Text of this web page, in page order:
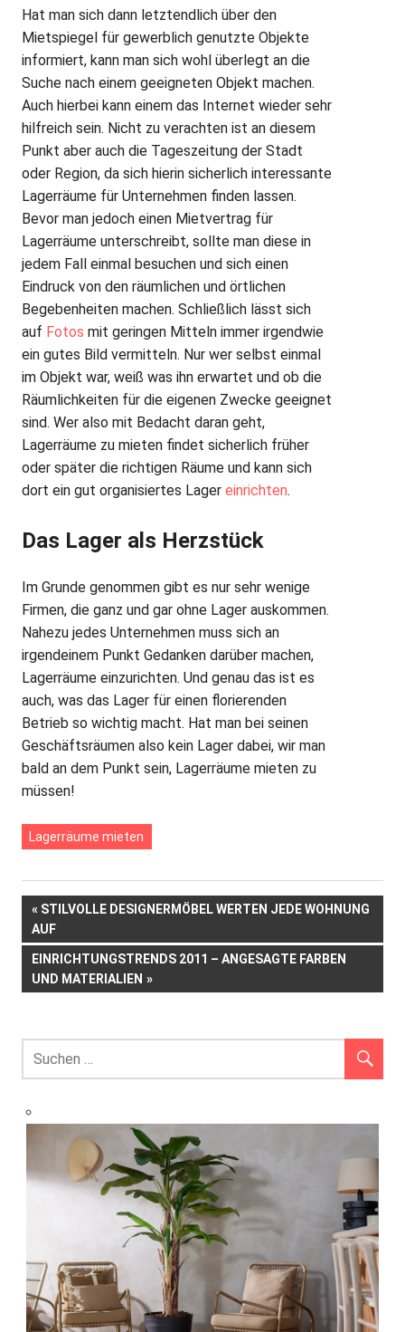
Hat man sich dann letztendlich über den
Mietspiegel für gewerblich genutzte Objekte
informiert, kann man sich wohl überlegt an die
Suche nach einem geeigneten Objekt machen.
Auch hierbei kann einem das Internet wieder sehr
hilfreich sein. Nicht zu verachten ist an diesem
Punkt aber auch die Tageszeitung der Stadt
oder Region, da sich hierin sicherlich interessante
Lagerräume für Unternehmen finden lassen.
Bevor man jedoch einen Mietvertrag für
Lagerräume unterschreibt, sollte man diese in
jedem Fall einmal besuchen und sich einen
Eindruck von den räumlichen und örtlichen
Begebenheiten machen. Schließlich lässt sich
auf Fotos mit geringen Mitteln immer irgendwie
ein gutes Bild vermitteln. Nur wer selbst einmal
im Objekt war, weiß was ihn erwartet und ob die
Räumlichkeiten für die eigenen Zwecke geeignet
sind. Wer also mit Bedacht daran geht,
Lagerräume zu mieten findet sicherlich früher
oder später die richtigen Räume und kann sich
dort ein gut organisiertes Lager einrichten.
Das Lager als Herzstück
Im Grunde genommen gibt es nur sehr wenige
Firmen, die ganz und gar ohne Lager auskommen.
Nahezu jedes Unternehmen muss sich an
irgendeinem Punkt Gedanken darüber machen,
Lagerräume einzurichten. Und genau das ist es
auch, was das Lager für einen florierenden
Betrieb so wichtig macht. Hat man bei seinen
Geschäftsräumen also kein Lager dabei, wir man
bald an dem Punkt sein, Lagerräume mieten zu
müssen!
Lagerräume mieten
Beitrags-
Navigation
VORHERIGER
BEITRAG:
STILVOLLE DESIGNERMÖBEL WERTEN JEDE WOHNUNG
AUF
NÄCHSTER
BEITRAG:
EINRICHTUNGSTRENDS 2011 – ANGESAGTE FARBEN
UND MATERIALIEN